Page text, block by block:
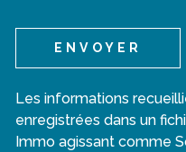
ENVOYER
Les informations
enregistrées dans un
Immo agissant comme